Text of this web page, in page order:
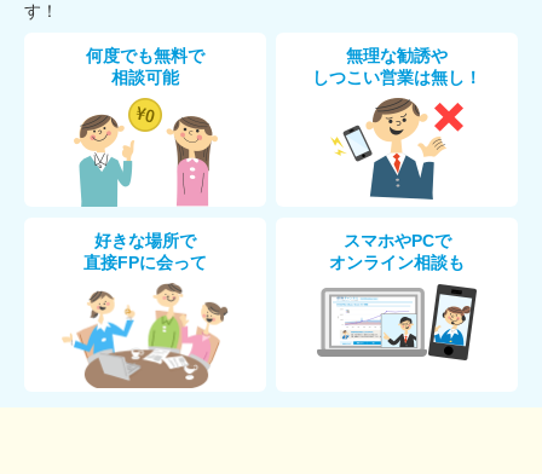
す！
何度でも無料で
相談可能
無理な勧誘や
しつこい営業は無し！
好きな場所で
直接FPに会って
スマホやPCで
オンライン相談も